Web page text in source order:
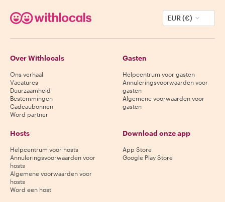
EUR (€)
Over Withlocals
Ons verhaal
Vacatures
Duurzaamheid
Bestemmingen
Cadeaubonnen
Word partner
Gasten
Helpcentrum voor gasten
Annuleringsvoorwaarden voor
gasten
Algemene voorwaarden voor
gasten
Hosts
Helpcentrum voor hosts
Annuleringsvoorwaarden voor
hosts
Algemene voorwaarden voor
hosts
Word een host
Download onze app
App Store
Google Play Store